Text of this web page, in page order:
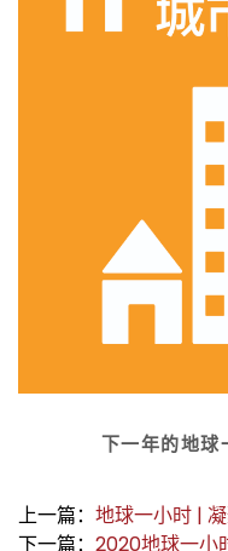
下一年的地球
上一篇： 地球一小时 |
下一篇： 2020地球一